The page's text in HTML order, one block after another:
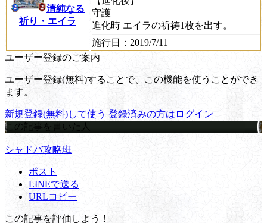
清純なる
祈り・エイラ
守護
進化時 エイラの祈祷1枚を出す。
施行日
：2019/7/11
ユーザー登録のご案内
ユーザー登録(無料)することで、この機能を使うことができ
ます。
新規登録(無料)して使う 登録済みの方はログイン
この記事を書いた人
シャドバ攻略班
ポスト
LINEで送る
URLコピー
この記事を評価しよう！